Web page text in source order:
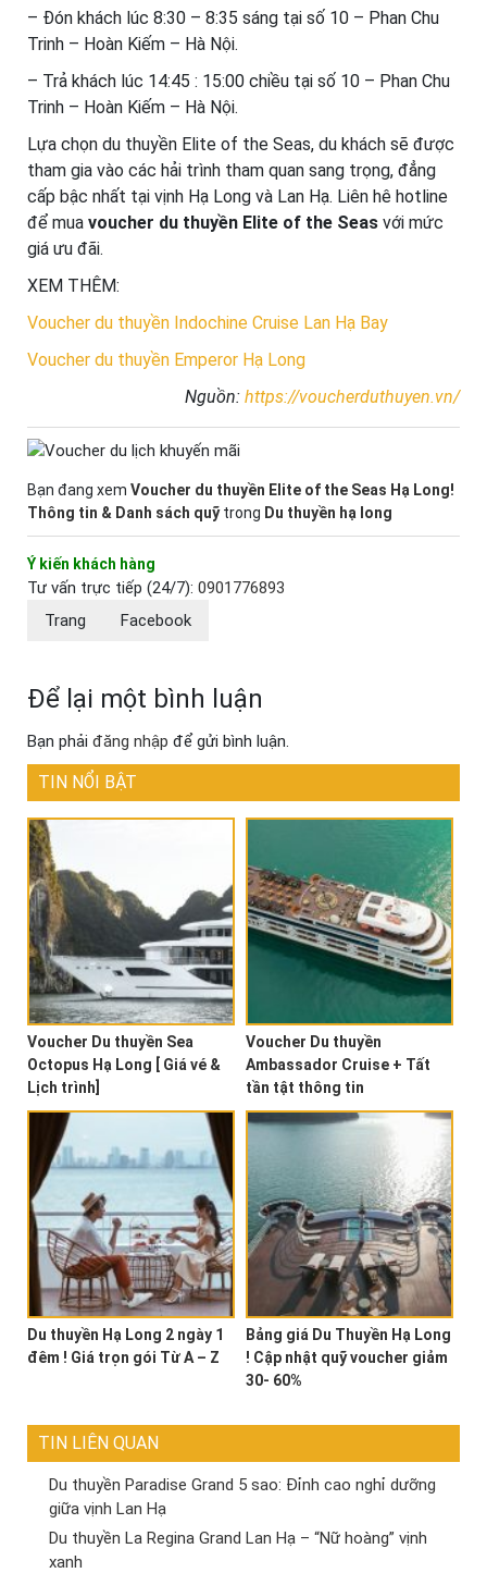
– Đón khách lúc 8:30 – 8:35 sáng tại số 10 – Phan Chu
Trinh – Hoàn Kiếm – Hà Nội.
– Trả khách lúc 14:45 : 15:00 chiều tại số 10 – Phan Chu
Trinh – Hoàn Kiếm – Hà Nội.
Lựa chọn du thuyền Elite of the Seas, du khách sẽ được
tham gia vào các hải trình tham quan sang trọng, đẳng
cấp bậc nhất tại vịnh Hạ Long và Lan Hạ. Liên hê hotline
để mua voucher du thuyền Elite of the Seas với mức
giá ưu đãi.
XEM THÊM:
Voucher du thuyền Indochine Cruise Lan Hạ Bay
Voucher du thuyền Emperor Hạ Long
Nguồn: https://voucherduthuyen.vn/
Bạn đang xem Voucher du thuyền Elite of the Seas Hạ Long!
Thông tin & Danh sách quỹtrong Du thuyền hạ long
Ý kiến khách hàng
Tư vấn trực tiếp (24/7): 0901776893
Trang
Facebook
Để lại một bình luận
Bạn phải đăng nhập để gửi bình luận.
TIN NỔI BẬT
Voucher Du thuyền Sea
Octopus Hạ Long [ Giá vé &
Lịch trình]
Voucher Du thuyền
Ambassador Cruise + Tất
tần tật thông tin
Du thuyền Hạ Long 2 ngày 1
đêm ! Giá trọn gói Từ A – Z
Bảng giá Du Thuyền Hạ Long
! Cập nhật quỹ voucher giảm
30- 60%
TIN LIÊN QUAN
Du thuyền Paradise Grand 5 sao: Đỉnh cao nghỉ dưỡng
giữa vịnh Lan Hạ
Du thuyền La Regina Grand Lan Hạ – “Nữ hoàng” vịnh
xanh